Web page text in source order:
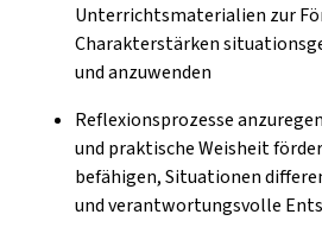
Unterrichtsmaterialien zur
Charakterstärken
und anzuwenden
Reflexionsprozesse
und praktische Weisheit
befähigen, Situationen
und verantwortungsvolle